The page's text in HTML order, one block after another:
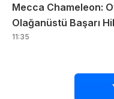
Mecca Chameleon:
Olağanüstü Başarı
11:35